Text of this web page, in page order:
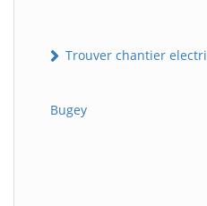
Trouver chantier
Bugey